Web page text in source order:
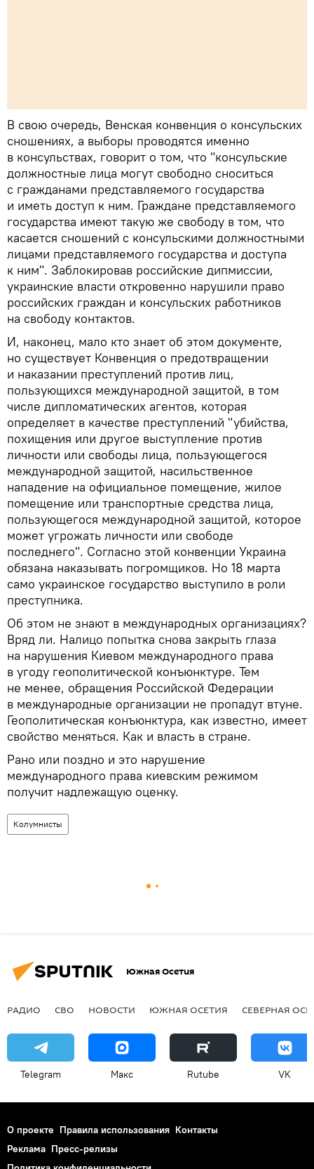
В свою очередь, Венская конвенция о консульских
сношениях, а выборы проводятся именно
в консульствах, говорит о том, что "консульские
должностные лица могут свободно сноситься
с гражданами представляемого государства
и иметь доступ к ним. Граждане представляемого
государства имеют такую же свободу в том, что
касается сношений с консульскими должностными
лицами представляемого государства и доступа
к ним". Заблокировав российские дипмиссии,
украинские власти откровенно нарушили право
российских граждан и консульских работников
на свободу контактов.
И, наконец, мало кто знает об этом документе,
но существует Конвенция о предотвращении
и наказании преступлений против лиц,
пользующихся международной защитой, в том
числе дипломатических агентов, которая
определяет в качестве преступлений "убийства,
похищения или другое выступление против
личности или свободы лица, пользующегося
международной защитой, насильственное
нападение на официальное помещение, жилое
помещение или транспортные средства лица,
пользующегося международной защитой, которое
может угрожать личности или свободе
последнего". Согласно этой конвенции Украина
обязана наказывать погромщиков. Но 18 марта
само украинское государство выступило в роли
преступника.
Об этом не знают в международных организациях?
Вряд ли. Налицо попытка снова закрыть глаза
на нарушения Киевом международного права
в угоду геополитической конъюнктуре. Тем
не менее, обращения Российской Федерации
в международные организации не пропадут втуне.
Геополитическая конъюнктура, как известно, имеет
свойство меняться. Как и власть в стране.
Рано или поздно и это нарушение
международного права киевским режимом
получит надлежащую оценку.
Колумнисты
Южная Осетия
РАДИО СВО НОВОСТИ ЮЖНАЯ ОСЕТИЯ СЕВЕРНАЯ
Telegram Макс Rutube VK
О проекте Правила использования Контакты
Реклама Пресс-релизы